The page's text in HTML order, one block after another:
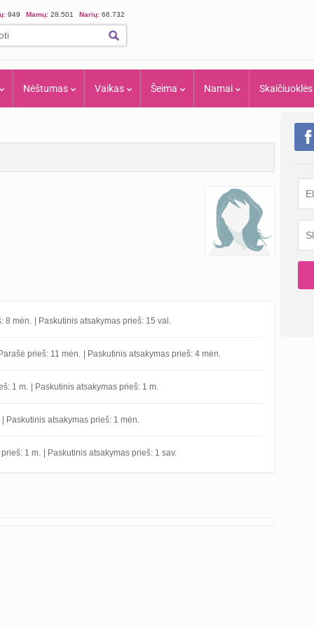
949 Mamų: 28.501 Narių: 66.732
Nėštumas Vaikas Šeima Namai Skaičiuoklės
8 mėn. | Paskutinis atsakymas prieš: 15 val.
Parašė prieš: 11 mėn. | Paskutinis atsakymas prieš: 4 mėn.
1 m. | Paskutinis atsakymas prieš: 1 m.
| Paskutinis atsakymas prieš: 1 mėn.
1 m. | Paskutinis atsakymas prieš: 1 sav.